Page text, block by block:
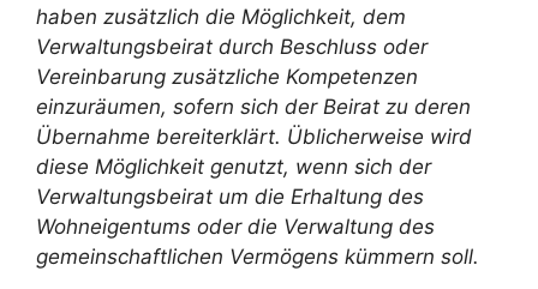
haben zusätzlich die Möglichkeit, dem
Verwaltungsbeirat durch Beschluss oder
Vereinbarung zusätzliche Kompetenzen
einzuräumen, sofern sich der Beirat zu deren
Übernahme bereiterklärt. Üblicherweise wird
diese Möglichkeit genutzt, wenn sich der
Verwaltungsbeirat um die Erhaltung des
Wohneigentums oder die Verwaltung des
gemeinschaftlichen Vermögens kümmern soll.